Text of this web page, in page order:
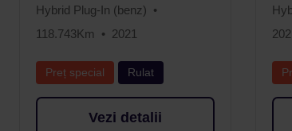
Hybrid Plug-In (benz)
118.743Km
2021
Preț special Rulat
Vezi detalii